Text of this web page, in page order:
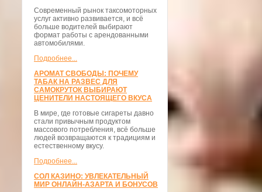
Современный рынок таксомоторных
услуг активно развивается, и всё
больше водителей выбирают
формат работы с арендованными
автомобилями.
Подробнее...
АРОМАТ СВОБОДЫ: ПОЧЕМУ
ТАБАК НА РАЗВЕС ДЛЯ
САМОКРУТОК ВЫБИРАЮТ
ЦЕНИТЕЛИ НАСТОЯЩЕГО ВКУСА
В мире, где готовые сигареты давно
стали привычным продуктом
массового потребления, всё больше
людей возвращаются к традициям и
естественному вкусу.
Подробнее...
СОЛ КАЗИНО: УВЛЕКАТЕЛЬНЫЙ
МИР ОНЛАЙН-АЗАРТА И БОНУСОВ